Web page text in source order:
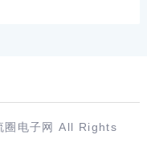
圈电子网 All Rights